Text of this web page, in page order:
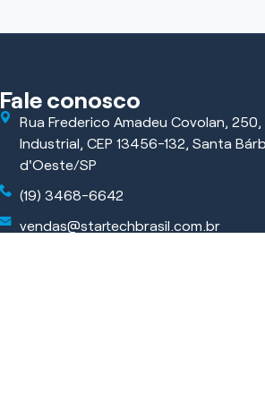
Fale conosco
Rua Frederico Amadeu Covolan,
Industrial, CEP 13456-132, Santa
d'Oeste/SP
(19) 3468-6642
vendas@startechbrasil.com.br